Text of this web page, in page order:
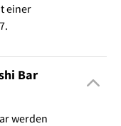
einer
Bar
werden